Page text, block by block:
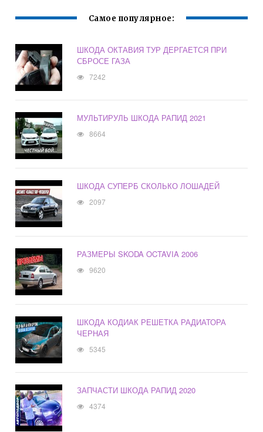
Самое популярное:
ШКОДА ОКТАВИЯ ТУР ДЕРГАЕТСЯ ПРИ
СБРОСЕ ГАЗА
7242
МУЛЬТИРУЛЬ ШКОДА РАПИД 2021
8664
ШКОДА СУПЕРБ СКОЛЬКО ЛОШАДЕЙ
2097
РАЗМЕРЫ SKODA OCTAVIA 2006
9620
ШКОДА КОДИАК РЕШЕТКА РАДИАТОРА
ЧЕРНАЯ
5345
ЗАПЧАСТИ ШКОДА РАПИД 2020
4374